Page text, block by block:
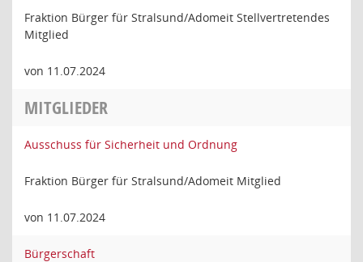
Fraktion Bürger für Stralsund/Adomeit Stellvertretendes
Mitglied
von 11.07.2024
MITGLIEDER
Ausschuss für Sicherheit und Ordnung
Fraktion Bürger für Stralsund/Adomeit Mitglied
von 11.07.2024
Bürgerschaft